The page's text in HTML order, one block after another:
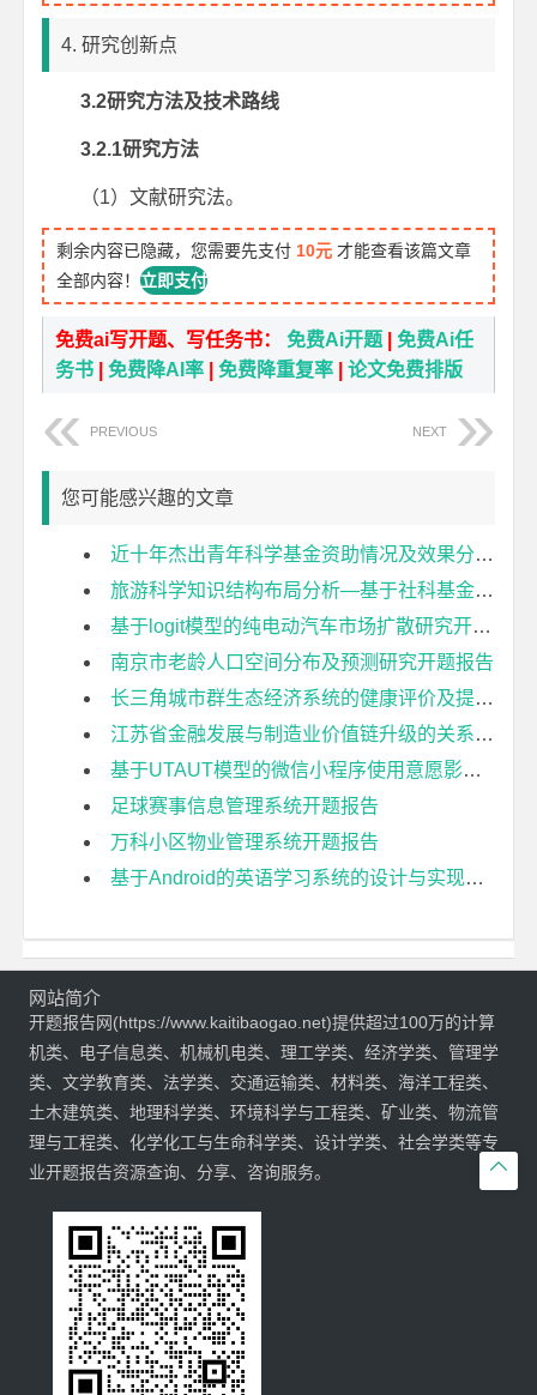
4. 研究创新点
3.2研究方法及技术路线
3.2.1研究方法
（1）文献研究法。
剩余内容已隐藏，您需要先支付 10元 才能查看该篇文章
全部内容！立即支付
免费ai写开题、写任务书：免费Ai开题 |免费Ai任
务书 |免费降AI率 |免费降重复率 |论文免费排版
PREVIOUS NEXT
您可能感兴趣的文章
近十年杰出青年科学基金资助情况及效果分析开题报告
旅游科学知识结构布局分析—基于社科基金项目的计量分析开题报告
基于logit模型的纯电动汽车市场扩散研究开题报告
南京市老龄人口空间分布及预测研究开题报告
长三角城市群生态经济系统的健康评价及提升策略研究开题报告
江苏省金融发展与制造业价值链升级的关系研究开题报告
基于UTAUT模型的微信小程序使用意愿影响因素研究开题报告
足球赛事信息管理系统开题报告
万科小区物业管理系统开题报告
基于Android的英语学习系统的设计与实现开题报告

网站简介
开题报告网(https://www.kaitibaogao.net)提供超过100万的计算
机类、电子信息类、机械机电类、理工学类、经济学类、管理学
类、文学教育类、法学类、交通运输类、材料类、海洋工程类、
土木建筑类、地理科学类、环境科学与工程类、矿业类、物流管
理与工程类、化学化工与生命科学类、设计学类、社会学类等专
业开题报告资源查询、分享、咨询服务。